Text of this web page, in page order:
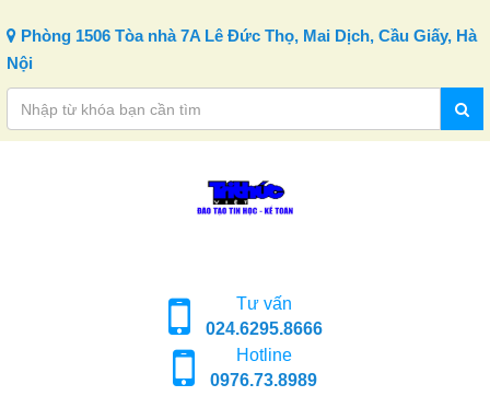
Phòng 1506 Tòa nhà 7A Lê Đức Thọ, Mai Dịch, Cầu Giấy, Hà
Nội
Tư vấn
024.6295.8666
Hotline
0976.73.8989